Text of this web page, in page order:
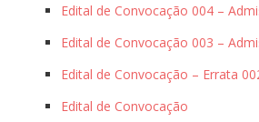
Edital de Convocação 004 –
Edital de Convocação 003 –
Edital de Convocação – Errata
Edital de Convocação